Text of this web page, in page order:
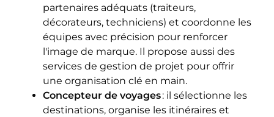
partenaires adéquats (traiteurs,
décorateurs, techniciens) et coordonne les
équipes avec précision pour renforcer
l'image de marque. Il propose aussi des
services de gestion de projet pour offrir
une organisation clé en main.
Concepteur de voyages: il sélectionne les
destinations, organise les itinéraires et